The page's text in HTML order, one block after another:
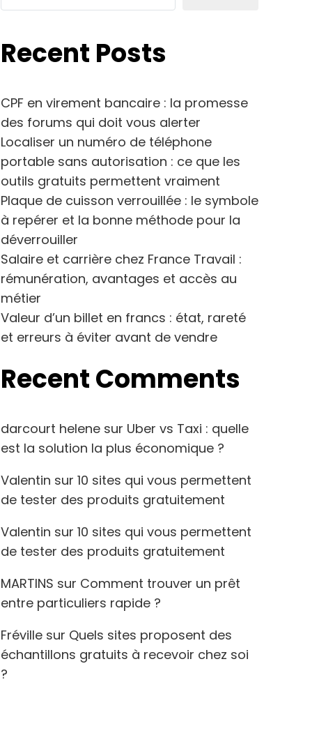
Recent Posts
CPF en virement bancaire : la promesse
des forums qui doit vous alerter
Localiser un numéro de téléphone
portable sans autorisation : ce que les
outils gratuits permettent vraiment
Plaque de cuisson verrouillée : le symbole
à repérer et la bonne méthode pour la
déverrouiller
Salaire et carrière chez France Travail :
rémunération, avantages et accès au
métier
Valeur d’un billet en francs : état, rareté
et erreurs à éviter avant de vendre
Recent Comments
darcourt helene sur Uber vs Taxi : quelle
est la solution la plus économique ?
Valentin sur 10 sites qui vous permettent
de tester des produits gratuitement
Valentin sur 10 sites qui vous permettent
de tester des produits gratuitement
MARTINS sur Comment trouver un prêt
entre particuliers rapide ?
Fréville sur Quels sites proposent des
échantillons gratuits à recevoir chez soi
?